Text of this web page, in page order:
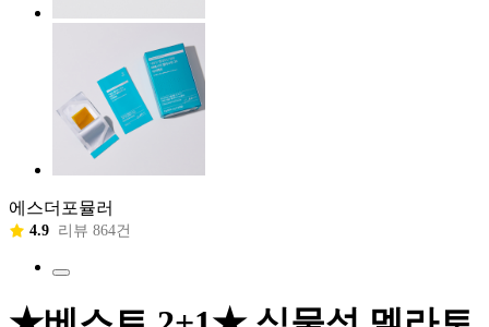
에스더포뮬러
4.9 리뷰 864건